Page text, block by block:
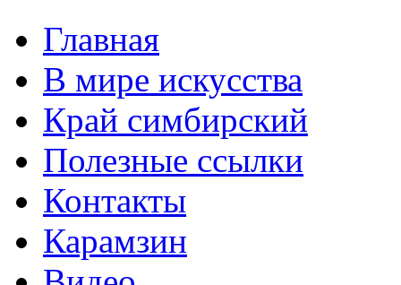
Главная
В мире искусства
Край симбирский
Полезные ссылки
Контакты
Карамзин